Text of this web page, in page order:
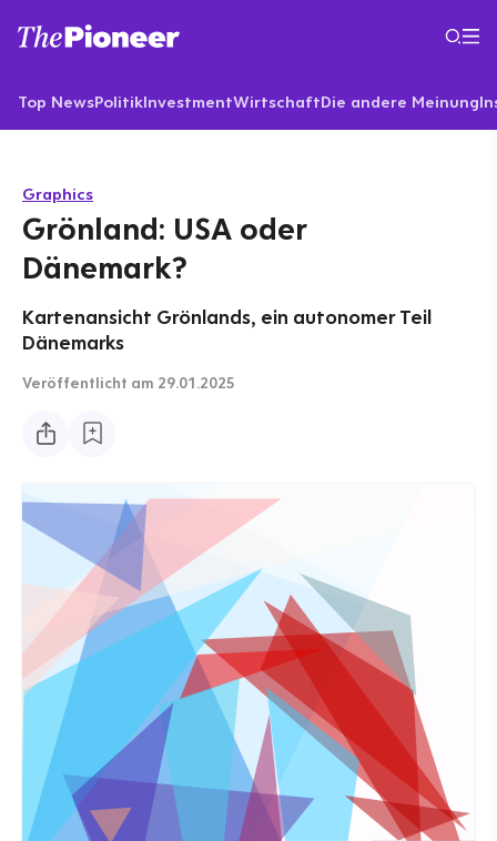
Top NewsPolitikInvestmentWirtschaftDie andere Meinung
Graphics
Grönland: USA oder
Dänemark?
Kartenansicht Grönlands, ein autonomer Teil
Dänemarks
Veröffentlicht am 29.01.2025